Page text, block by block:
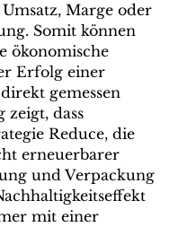
Marge oder
Somit können
ökonomische
Erfolg einer
gemessen
dass
Reduce, die
erneuerbarer
und Verpackung
mit einer